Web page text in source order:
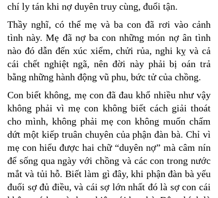
chí ly tán khi nợ duyên truy cùng, đuổi tận.
Thầy nghĩ, có thể mẹ và ba con đã rơi vào cảnh
tình này. Mẹ đã nợ ba con những món nợ ân tình
nào đó dẫn đến xúc xiểm, chửi rủa, nghi kỵ và cả
cái chết nghiệt ngã, nên đời này phải bị oán trả
bằng những hành động vũ phu, bức tử của chồng.
Con biết không, mẹ con đã đau khổ nhiều như vậy
không phải vì mẹ con không biết cách giải thoát
cho mình, không phải mẹ con không muốn chấm
dứt một kiếp truân chuyên của phận đàn bà. Chỉ vì
mẹ con hiểu được hai chữ “duyên nợ” mà câm nín
để sống qua ngày với chồng và các con trong nước
mắt và tủi hỗ. Biết làm gì đây, khi phận đàn bà yếu
đuối sợ đủ điều, và cái sợ lớn nhất đó là sợ con cái